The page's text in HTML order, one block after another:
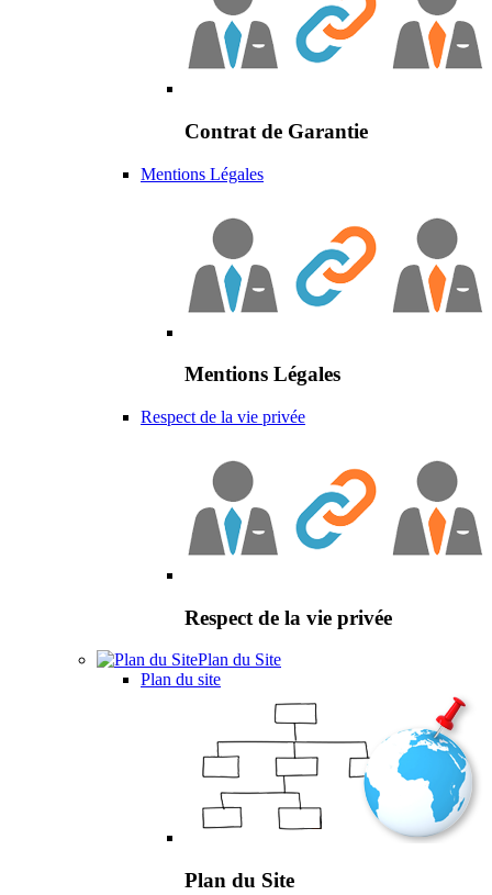
Contrat de Garantie
Mentions Légales
Mentions Légales
Respect de la vie privée
Respect de la vie privée
Plan du Site
Plan du site
Plan du Site